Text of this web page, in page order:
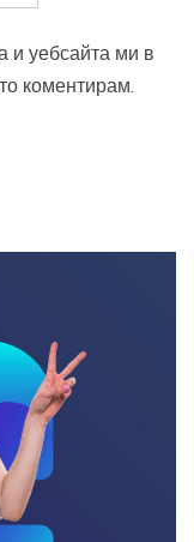
и уебсайта ми в
коментирам.